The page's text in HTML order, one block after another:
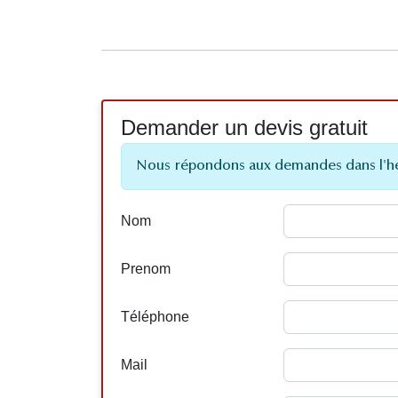
Demander un devis gratuit
Nous répondons aux demandes dans
Nom
Prenom
Téléphone
Mail